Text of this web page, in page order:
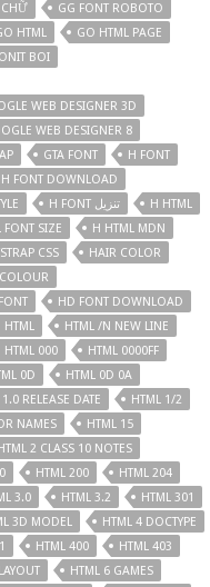
CHỮ
GG FONT ROBOTO
HTML
GO HTML PAGE
BOI
WEB DESIGNER 3D
WEB DESIGNER 8
GTA FONT
H FONT
H FONT DOWNLOAD
H FONT تنزيل
H HTML
FONT SIZE
H HTML MDN
CSS
HAIR COLOR
HD FONT DOWNLOAD
HTML
HTML /N NEW LINE
HTML 000
HTML 0000FF
0D
HTML 0D 0A
RELEASE DATE
HTML 1/2
NAMES
HTML 15
2 CLASS 10 NOTES
HTML 200
HTML 204
3.0 HTML 3.2
HTML 301
3D MODEL
HTML 4 DOCTYPE
HTML 400
HTML 403
HTML 6 GAMES